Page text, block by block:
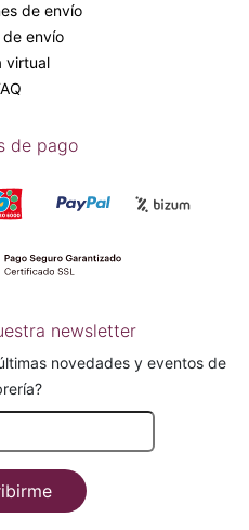
de envío
de envío
virtual
de pago
newsletter
novedades y eventos de